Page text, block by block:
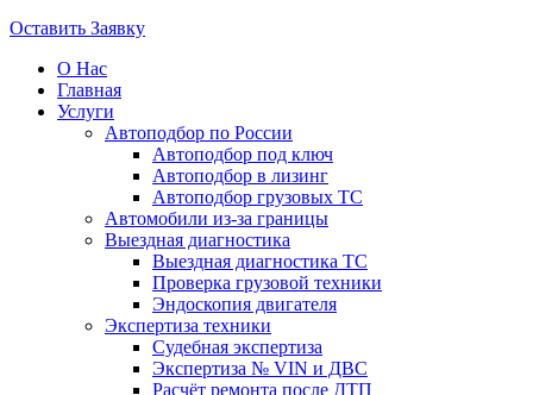
Оставить Заявку
О Нас
Главная
Услуги
Автоподбор по России
Автоподбор под ключ
Автоподбор в лизинг
Автоподбор грузовых ТС
Автомобили из-за границы
Выездная диагностика
Выездная диагностика ТС
Проверка грузовой техники
Эндоскопия двигателя
Экспертиза техники
Судебная экспертиза
Экспертиза № VIN и ДВС
Расчёт ремонта после ДТП